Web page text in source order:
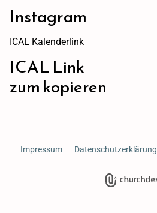
Instagram
ICAL Kalenderlink
ICAL Link
zum kopieren
Impressum Datenschutzerklärung